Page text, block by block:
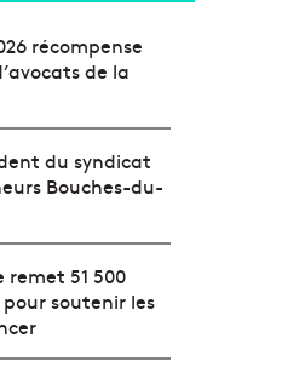
récompense
de la
du syndicat
Bouches-du-
remet 51 500
soutenir les